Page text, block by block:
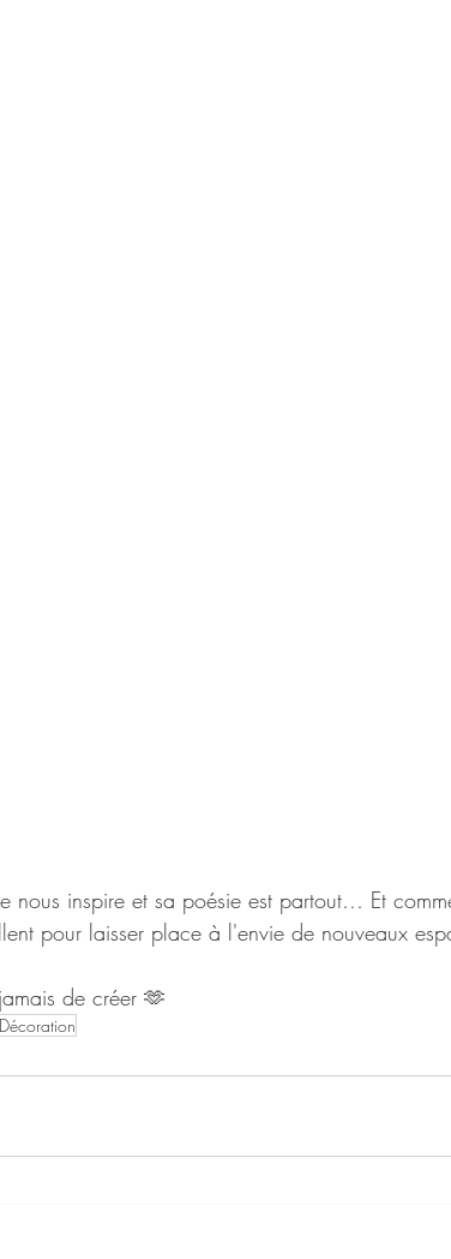
nous inspire et sa poésie est partout… Et
pour laisser place à l'envie de nouveaux
de créer 🫶
Décoration